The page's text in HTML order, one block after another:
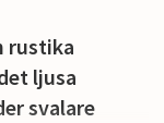
rustika
ljusa
svalare